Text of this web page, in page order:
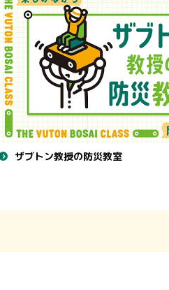
ザブトン教授の防災教室